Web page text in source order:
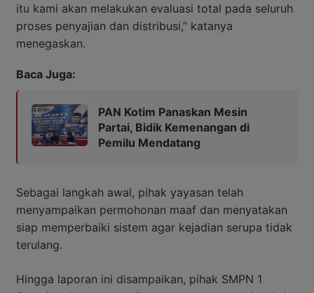
itu kami akan melakukan evaluasi total pada seluruh
proses penyajian dan distribusi,” katanya
menegaskan.
Baca Juga:
PAN Kotim Panaskan Mesin
Partai, Bidik Kemenangan di
Pemilu Mendatang
Sebagai langkah awal, pihak yayasan telah
menyampaikan permohonan maaf dan menyatakan
siap memperbaiki sistem agar kejadian serupa tidak
terulang.
Hingga laporan ini disampaikan, pihak SMPN 1